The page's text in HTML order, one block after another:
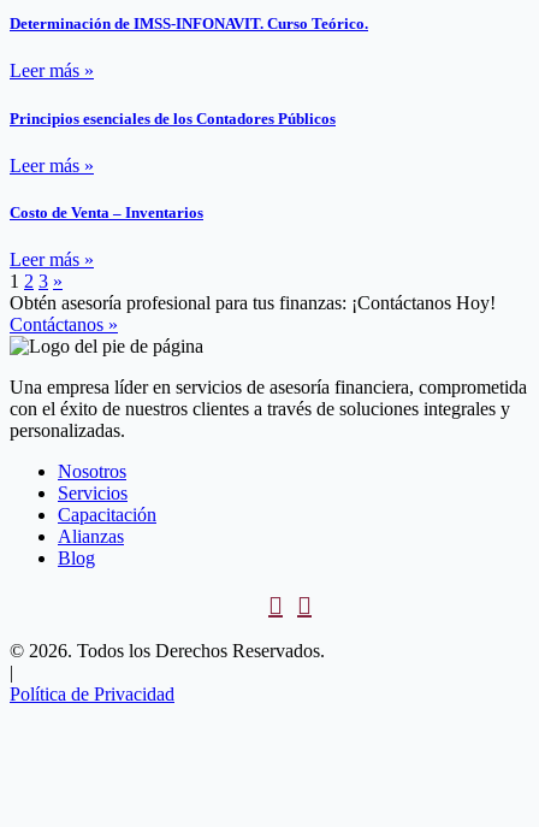
Determinación de IMSS-INFONAVIT. Curso Teórico.
Leer más »
Principios esenciales de los Contadores Públicos
Leer más »
Costo de Venta – Inventarios
Leer más »
1 2 3 »
Obtén asesoría profesional para tus finanzas: ¡Contáctanos Hoy!
Contáctanos »
Una empresa líder en servicios de asesoría financiera, comprometida
con el éxito de nuestros clientes a través de soluciones integrales y
personalizadas.
Nosotros
Servicios
Capacitación
Alianzas
Blog
© 2026. Todos los Derechos Reservados.
|
Política de Privacidad